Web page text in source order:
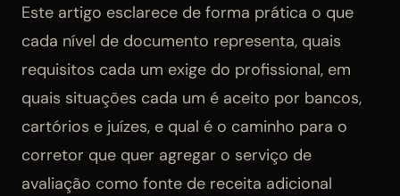
Este artigo esclarece de forma prática o que
cada nível de documento representa, quais
requisitos cada um exige do profissional, em
quais situações cada um é aceito por bancos,
cartórios e juízes, e qual é o caminho para o
corretor que quer agregar o serviço de
avaliação como fonte de receita adicional